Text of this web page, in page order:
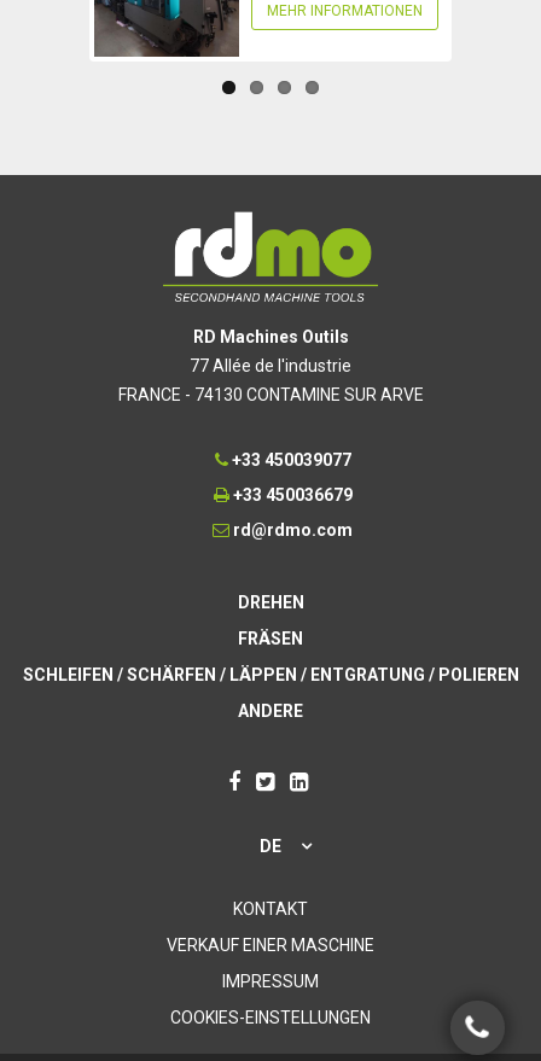
MEHR INFORMATIONEN
RD Machines Outils
77 Allée de l'industrie
FRANCE - 74130 CONTAMINE SUR ARVE
+33 450039077
+33 450036679
rd@rdmo.com
DREHEN
FRÄSEN
SCHLEIFEN / SCHÄRFEN / LÄPPEN / ENTGRATUNG / POLIEREN
ANDERE
DE
KONTAKT
VERKAUF EINER MASCHINE
IMPRESSUM
COOKIES-EINSTELLUNGEN